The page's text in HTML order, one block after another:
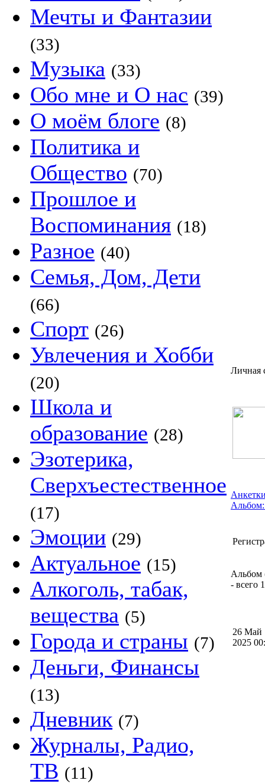
Мечты и Фантазии
(33)
Музыка (33)
Обо мне и О нас (39)
О моём блоге (8)
Политика и
Общество (70)
Прошлое и
Воспоминания (18)
Разное (40)
Семья, Дом, Дети
(66)
Спорт (26)
Увлечения и Хобби
(20)
Школа и
образование (28)
Эзотерика,
Сверхъестественное
(17)
Эмоции (29)
Актуальное (15)
Алкоголь, табак,
вещества (5)
Города и страны (7)
Деньги, Финансы
(13)
Дневник (7)
Журналы, Радио,
ТВ (11)
Личная
Альбом
- всего 1
26 Май
2025